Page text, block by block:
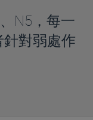
N5，每一
對弱處作